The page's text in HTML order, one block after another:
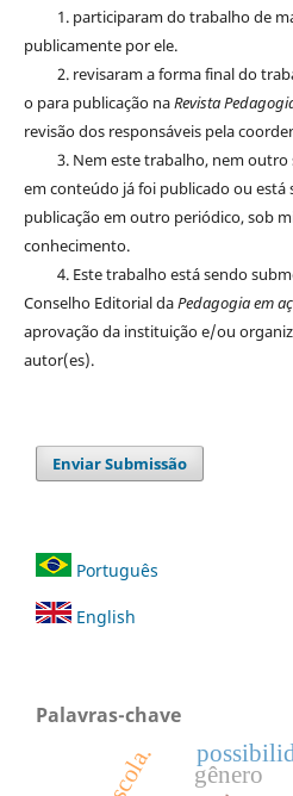
1. participaram do trabalho de
publicamente por ele.
2. revisaram a forma final do
o para publicação naRevista
revisão dos responsáveis pela
3. Nem este trabalho, nem
em conteúdo já foi publicado ou está
publicação em outro periódico, sob
conhecimento.
4. Este trabalho está sendo
Conselho Editorial daPedagogia em
aprovação da instituição e/ou
autor(es).
Enviar Submissão
Português
English
Palavras-chave
gênero